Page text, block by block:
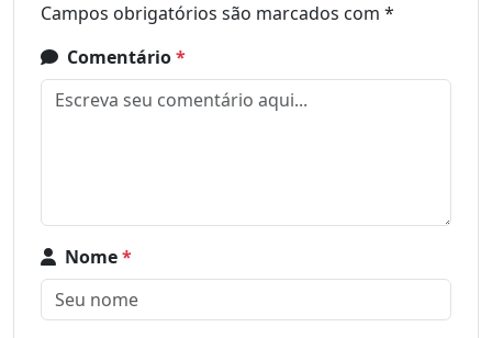
Campos obrigatórios são marcados com *
Comentário*
Nome*